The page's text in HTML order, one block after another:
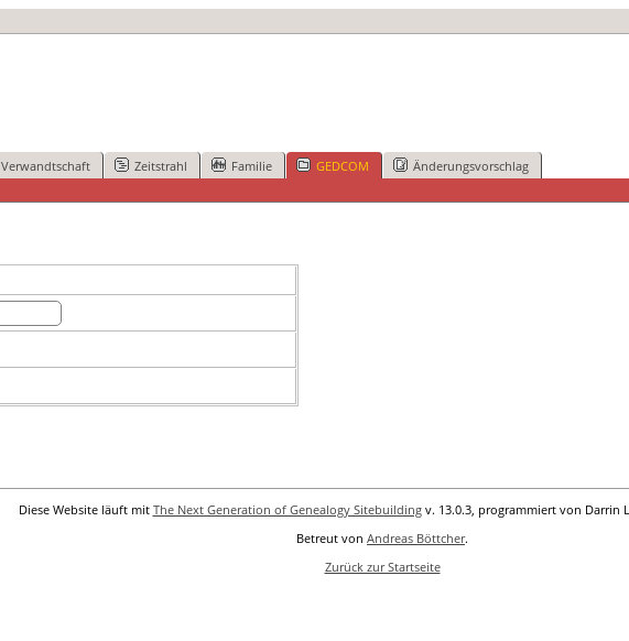
Verwandtschaft Zeitstrahl Familie GEDCOM Änderungsvorschlag
Diese Website läuft mit The Next Generation of Genealogy Sitebuildingv. 13.0.3, programmiert von Darrin
Betreut von Andreas Böttcher.
Zurück zur Startseite